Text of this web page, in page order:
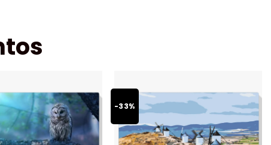
-33%